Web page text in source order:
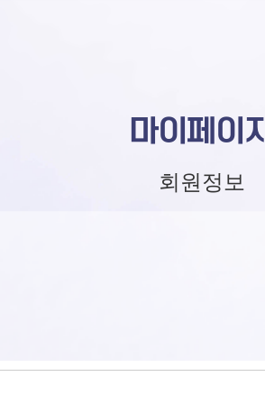
마이페이지
회원정보